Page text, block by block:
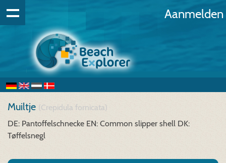
Aanmelden
Muiltje (Crepidula fornicata)
DE: Pantoffelschnecke EN: Common slipper shell DK:
Tøffelsnegl